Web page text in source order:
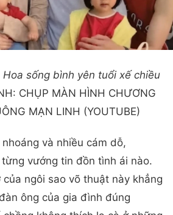
Hoa sống bình yên tuổi xế chiều
CHỤP MÀN HÌNH CHƯƠNG
MẠN LINH (YOUTUBE)
và nhiều cám dỗ,
vướng tin đồn tình ái nào.
ngôi sao võ thuật này khẳng
ông của gia đình đúng